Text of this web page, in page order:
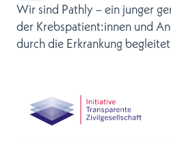
Wir sind Pathly – ein junger
der Krebspatient:innen und
durch die Erkrankung